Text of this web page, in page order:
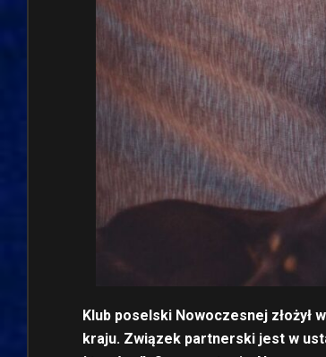
Klub poselski Nowoczesnej złożył
kraju. Związek partnerski jest w